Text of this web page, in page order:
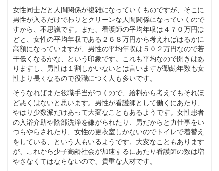
女性同士だと人間関係が複雑になっていくものですが、そこに
男性が入るだけでわりとクリーンな人間関係になっていくので
すから、不思議です。また、看護師の平均年収は４７０万円ほ
どと、女性の平均年収である２６８万円から考えればはるかに
高額になっていますが、男性の平均年収は５０２万円なので若
干低くなるかな、という印象です。これも平均なので開きはあ
りますし、男性は１割しかいないとは言いますが勤続年数も女
性より長くなるので役職につく人も多いです。
そうなればまた役職手当がつくので、給料から考えてもそれほ
ど悪くはないと思います。男性が看護師として働くにあたり、
やはり少数派だけあって大変なこともあるようです。女性患者
の入浴介助や陰部洗浄を嫌がられたり、男だからと力仕事をい
つもやらされたり、女性の更衣室しかないのでトイレで着替え
をしている、という人もいるようです。大変なこともあります
が、これから少子高齢社会が加速するにあたり看護師の数は増
やさなくてはならないので、貴重な人材です。